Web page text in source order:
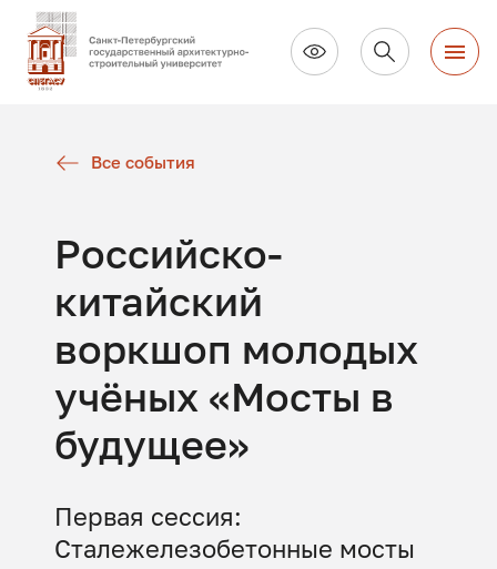
Все события
Российско-
китайский
воркшоп молодых
учёных «Мосты в
будущее»
Первая сессия:
Сталежелезобетонные мосты